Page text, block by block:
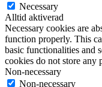
Necessary
Alltid aktiverad
Necessary cookies are
function properly. This
basic functionalities and
cookies do not store any
Non-necessary
Non-necessary